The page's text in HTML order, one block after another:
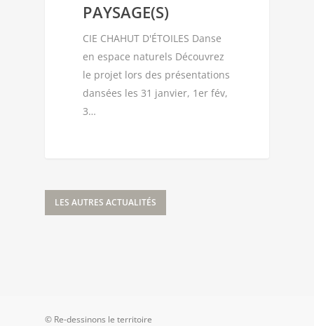
PAYSAGE(S)
CIE CHAHUT D'ÉTOILES Danse
en espace naturels Découvrez
le projet lors des présentations
dansées les 31 janvier, 1er fév,
3…
LES AUTRES ACTUALITÉS
© Re-dessinons le territoire